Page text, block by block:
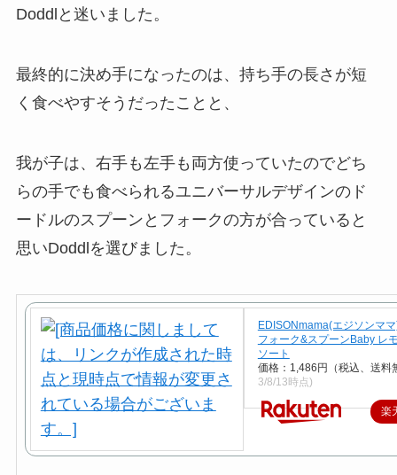
Doddlと迷いました。
最終的に決め手になったのは、持ち手の長さが短
く食べやすそうだったことと、
我が子は、右手も左手も両方使っていたのでどち
らの手でも食べられるユニバーサルデザインのド
ードルのスプーンとフォークの方が合っていると
思いDoddlを選びました。
EDISONmama(エジソンマ
フォーク&スプーンBaby レ
ソート
価格：1,486円（税込、送料
3/8/13時点)
楽